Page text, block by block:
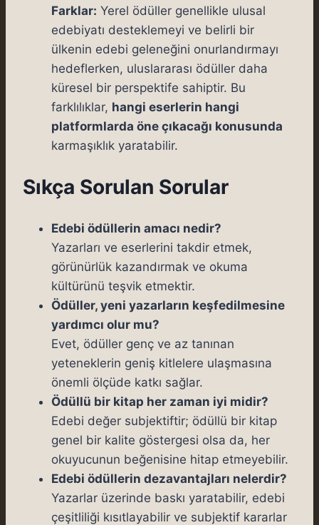
Farklar: Yerel ödüller genellikle ulusal
edebiyatı desteklemeyi ve belirli bir
ülkenin edebi geleneğini onurlandırmayı
hedeflerken, uluslararası ödüller daha
küresel bir perspektife sahiptir. Bu
farklılıklar, hangi eserlerin hangi
platformlarda öne çıkacağı konusunda
karmaşıklık yaratabilir.
Sıkça Sorulan Sorular
Edebi ödüllerin amacı nedir?
Yazarları ve eserlerini takdir etmek,
görünürlük kazandırmak ve okuma
kültürünü teşvik etmektir.
Ödüller, yeni yazarların keşfedilmesine
yardımcı olur mu?
Evet, ödüller genç ve az tanınan
yeteneklerin geniş kitlelere ulaşmasına
önemli ölçüde katkı sağlar.
Ödüllü bir kitap her zaman iyi midir?
Edebi değer subjektiftir; ödüllü bir kitap
genel bir kalite göstergesi olsa da, her
okuyucunun beğenisine hitap etmeyebilir.
Edebi ödüllerin dezavantajları nelerdir?
Yazarlar üzerinde baskı yaratabilir, edebi
çeşitliliği kısıtlayabilir ve subjektif kararlar